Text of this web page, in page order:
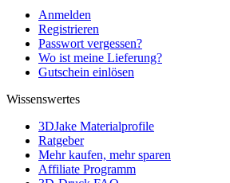
Anmelden
Registrieren
Passwort vergessen?
Wo ist meine Lieferung?
Gutschein einlösen
Wissenswertes
3DJake Materialprofile
Ratgeber
Mehr kaufen, mehr sparen
Affiliate Programm